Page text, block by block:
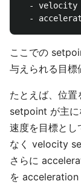
  - velocity
ここでの
与えられる目標
たとえば、位
setpoint が主に
速度を目標と
なく velocity
さらに
を